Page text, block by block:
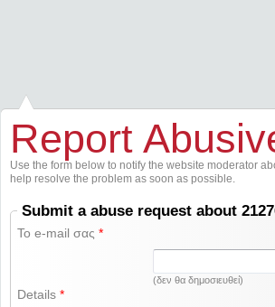
Report
Use the form below to notify the website moderator
help resolve the problem as soon as possible.
Submit a abuse request about
Το e-mail σας*
(δεν θα δημοσιευθεί)
Details*